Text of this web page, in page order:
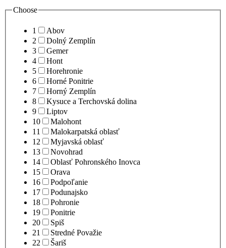
Choose
1
Abov
2
Dolný Zemplín
3
Gemer
4
Hont
5
Horehronie
6
Horné Ponitrie
7
Horný Zemplín
8
Kysuce a Terchovská dolina
9
Liptov
10
Malohont
11
Malokarpatská oblasť
12
Myjavská oblasť
13
Novohrad
14
Oblasť Pohronského Inovca
15
Orava
16
Podpoľanie
17
Podunajsko
18
Pohronie
19
Ponitrie
20
Spiš
21
Stredné Považie
22
Šariš